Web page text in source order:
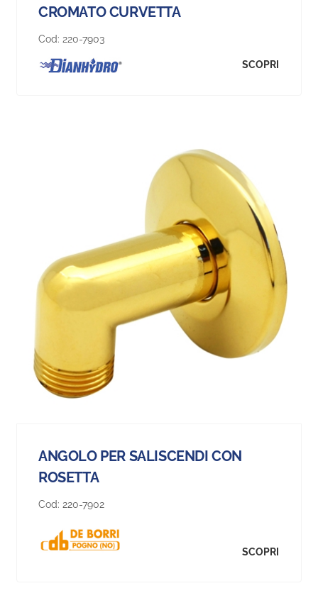
CROMATO CURVETTA
Cod: 220-7903
SCOPRI
ANGOLO PER SALISCENDI CON
ROSETTA
Cod: 220-7902
SCOPRI